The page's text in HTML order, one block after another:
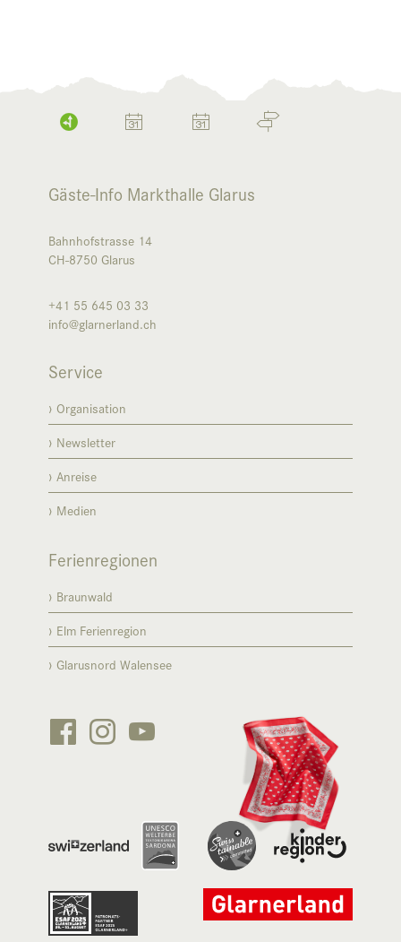
Gäste-Info Markthalle Glarus
Bahnhofstrasse 14
CH-8750 Glarus
+41 55 645 03 33
info@glarnerland.ch
Service
Organisation
Newsletter
Anreise
Medien
Ferienregionen
Braunwald
Elm Ferienregion
Glarusnord Walensee

 